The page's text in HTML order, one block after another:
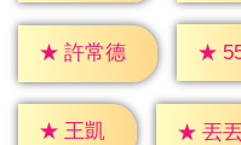
★ 許常德 ★
★ 王凱 ★ 丟